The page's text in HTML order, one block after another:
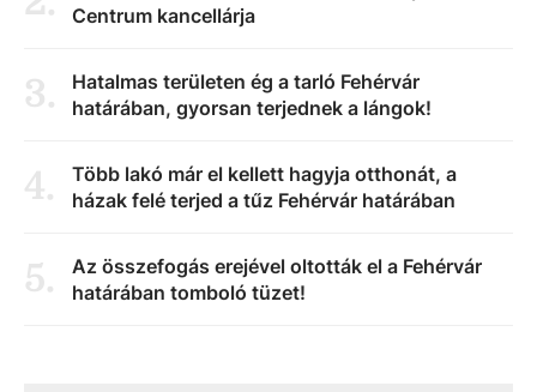
Centrum kancellárja
3.
Hatalmas területen ég a tarló Fehérvár
határában, gyorsan terjednek a lángok!
4.
Több lakó már el kellett hagyja otthonát, a
házak felé terjed a tűz Fehérvár határában
5.
Az összefogás erejével oltották el a Fehérvár
határában tomboló tüzet!